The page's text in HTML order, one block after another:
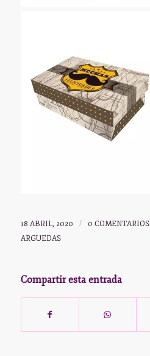
18 ABRIL, 2020 / 0 COMENTARIOS
ARGUEDAS
Compartir esta entrada